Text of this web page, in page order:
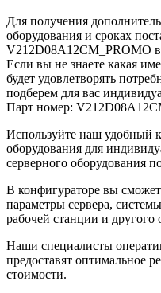
Для получения
оборудования и сроках
V212D08A12CM_PROMO в
Если вы не знаете какая
будет удовлетворять
подберем для вас
Парт номер:
Используйте наш удобный
оборудования для
серверного оборудования
В конфигураторе вы
параметры сервера,
рабочей станции и другого
Наши специалисты
предоставят оптимальное
стоимости.